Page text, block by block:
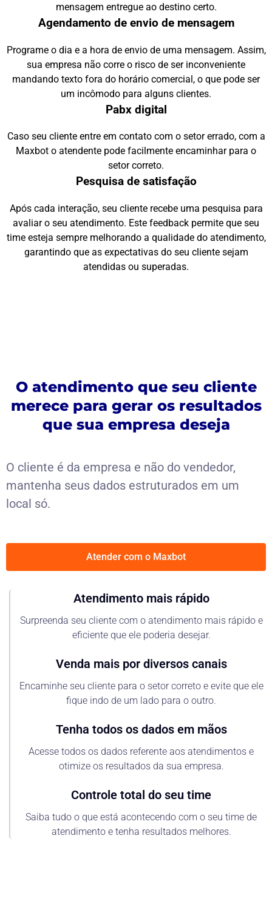
mensagem entregue ao destino certo.
Agendamento de envio de mensagem
Programe o dia e a hora de envio de uma mensagem. Assim,
sua empresa não corre o risco de ser inconveniente
mandando texto fora do horário comercial, o que pode ser
um incômodo para alguns clientes.
Pabx digital
Caso seu cliente entre em contato com o setor errado, com a
Maxbot o atendente pode facilmente encaminhar para o
setor correto.
Pesquisa de satisfação
Após cada interação, seu cliente recebe uma pesquisa para
avaliar o seu atendimento. Este feedback permite que seu
time esteja sempre melhorando a qualidade do atendimento,
garantindo que as expectativas do seu cliente sejam
atendidas ou superadas.
O atendimento que seu cliente
merece para gerar os resultados
que sua empresa deseja
O cliente é da empresa e não do vendedor,
mantenha seus dados estruturados em um
local só.
Atender com o Maxbot
Atendimento mais rápido
Surpreenda seu cliente com o atendimento mais rápido e
eficiente que ele poderia desejar.
Venda mais por diversos canais
Encaminhe seu cliente para o setor correto e evite que ele
fique indo de um lado para o outro.
Tenha todos os dados em mãos
Acesse todos os dados referente aos atendimentos e
otimize os resultados da sua empresa.
Controle total do seu time
Saiba tudo o que está acontecendo com o seu time de
atendimento e tenha resultados melhores.